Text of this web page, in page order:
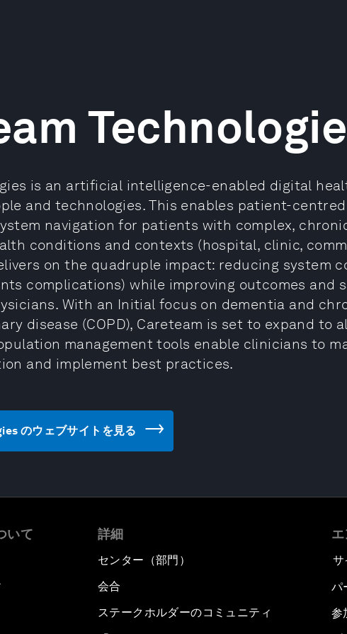
is an artificial intelligence-enabled digital
and technologies. This enables patient-
navigation for patients with complex,
conditions and contexts (hospital, clinic,
on the quadruple impact: reducing system
complications) while improving outcomes and
With an Initial focus on dementia and
disease (COPD), Careteam is set to expand to
management tools enable clinicians to
and implement best practices.
のウェブサイトを見る
いて 詳細
センター（部門）
会合
ステークホルダーのコミュニティ
サ
パ
参